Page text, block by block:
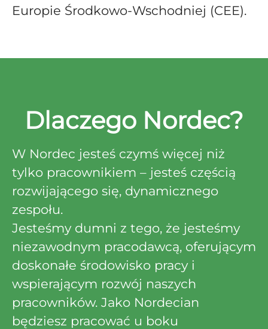
Europie Środkowo-Wschodniej (CEE).
Dlaczego Nordec?
W Nordec jesteś czymś więcej niż
tylko pracownikiem – jesteś częścią
rozwijającego się, dynamicznego
zespołu.
Jesteśmy dumni z tego, że jesteśmy
niezawodnym pracodawcą, oferującym
doskonałe środowisko pracy i
wspierającym rozwój naszych
pracowników. Jako Nordecian
będziesz pracować u boku